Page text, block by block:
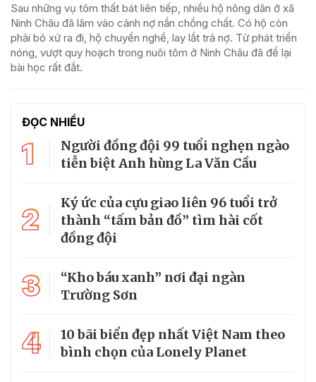
Sau những vụ tôm thất bát liên tiếp, nhiều hộ nông dân ở xã
Ninh Châu đã lâm vào cảnh nợ nần chồng chất. Có hộ còn
phải bỏ xứ ra đi, hộ chuyển nghề, lay lắt trả nợ. Từ phát triển
nóng, vượt quy hoạch trong nuôi tôm ở Ninh Châu đã để lại
bài học rất đắt.
ĐỌC NHIỀU
1
Người đồng đội 99 tuổi nghẹn ngào
tiễn biệt Anh hùng La Văn Cầu
2
Ký ức của cựu giao liên 96 tuổi trở
thành “tấm bản đồ” tìm hài cốt
đồng đội
3
“Kho báu xanh” nơi đại ngàn
Trường Sơn
4
10 bãi biển đẹp nhất Việt Nam theo
bình chọn của Lonely Planet